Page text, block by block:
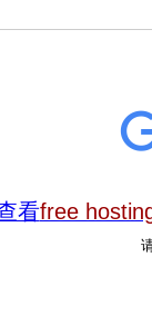
看free